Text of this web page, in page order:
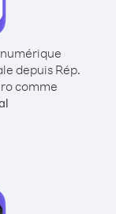
depuis Rép.
comme